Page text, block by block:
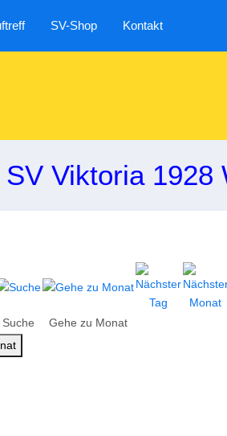
SV-Shop Kontakt
Viktoria 1928
Suche
Gehe zu Monat